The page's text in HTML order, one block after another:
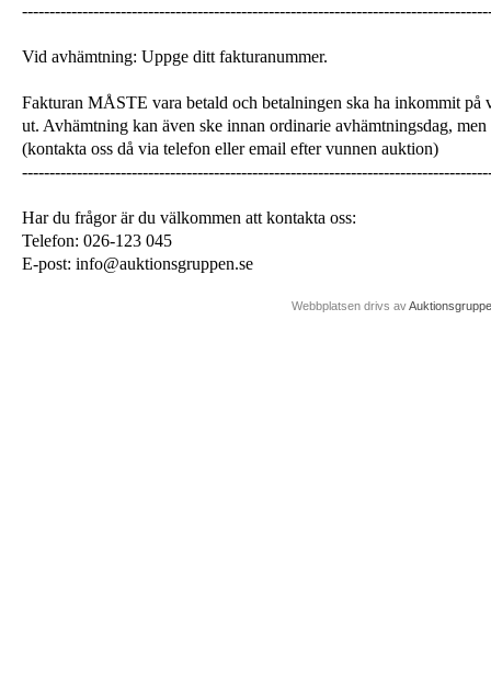
Vid avhämtning: Uppge ditt fakturanummer.
Fakturan MÅSTE vara betald och betalningen ska ha inkommit på
ut. Avhämtning kan även ske innan ordinarie avhämtningsdag,
(kontakta oss då via telefon eller email efter vunnen auktion)
Har du frågor är du välkommen att kontakta oss:
Telefon: 026-123 045
E-post: info@auktionsgruppen.se
Webbplatsen drivs av